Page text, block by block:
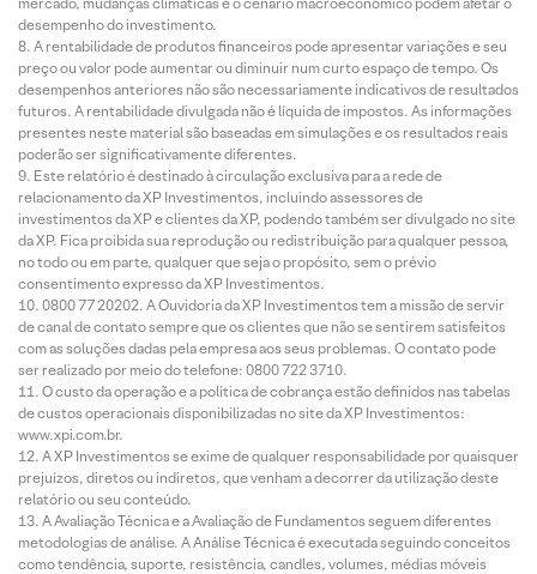
desempenho do investimento.
A rentabilidade de produtos financeiros pode apresentar variações e seu
preço ou valor pode aumentar ou diminuir num curto espaço de tempo. Os
desempenhos anteriores não são necessariamente indicativos de resultados
futuros. A rentabilidade divulgada não é líquida de impostos. As informações
presentes neste material são baseadas em simulações e os resultados reais
poderão ser significativamente diferentes.
Este relatório é destinado à circulação exclusiva para a rede de
relacionamento da XP Investimentos, incluindo assessores de
investimentos da XP e clientes da XP, podendo também ser divulgado no site
da XP. Fica proibida sua reprodução ou redistribuição para qualquer pessoa,
no todo ou em parte, qualquer que seja o propósito, sem o prévio
consentimento expresso da XP Investimentos.
0800 77 20202. A Ouvidoria da XP Investimentos tem a missão de servir
de canal de contato sempre que os clientes que não se sentirem satisfeitos
com as soluções dadas pela empresa aos seus problemas. O contato pode
ser realizado por meio do telefone: 0800 722 3710.
O custo da operação e a política de cobrança estão definidos nas tabelas
de custos operacionais disponibilizadas no site da XP Investimentos:
www.xpi.com.br.
A XP Investimentos se exime de qualquer responsabilidade por quaisquer
prejuízos, diretos ou indiretos, que venham a decorrer da utilização deste
relatório ou seu conteúdo.
A Avaliação Técnica e a Avaliação de Fundamentos seguem diferentes
metodologias de análise. A Análise Técnica é executada seguindo conceitos
como tendência, suporte, resistência, candles, volumes, médias móveis